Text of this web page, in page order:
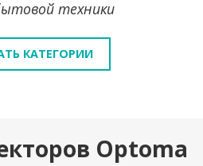
техники
КАТЕГОРИИ
Optoma